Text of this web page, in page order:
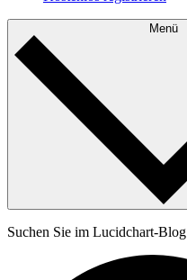
Menü
Suchen Sie im Lucidchart-Blog